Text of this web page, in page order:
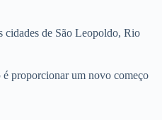
cidades de São Leopoldo, Rio
é proporcionar um novo começo